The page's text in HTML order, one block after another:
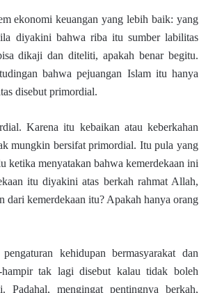
ekonomi keuangan yang lebih baik: yang
diyakini bahwa riba itu sumber labilitas
dikaji dan diteliti, apakah benar begitu.
bahwa pejuangan Islam itu hanya
disebut primordial.
Karena itu kebaikan atau keberkahan
mungkin bersifat primordial. Itu pula yang
ketika menyatakan bahwa kemerdekaan ini
itu diyakini atas berkah rahmat Allah,
dari kemerdekaan itu? Apakah hanya orang
kehidupan bermasyarakat dan
tak lagi disebut kalau tidak boleh
Padahal, mengingat pentingnya berkah,